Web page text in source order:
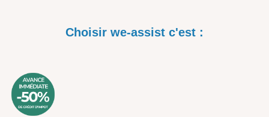
Choisir we-assist c'est :